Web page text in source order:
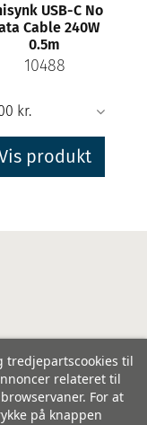
USB-C No
Cable 240W
0.5m
10488
produkt
tredjepartscookies til
relateret til
For at
på knappen